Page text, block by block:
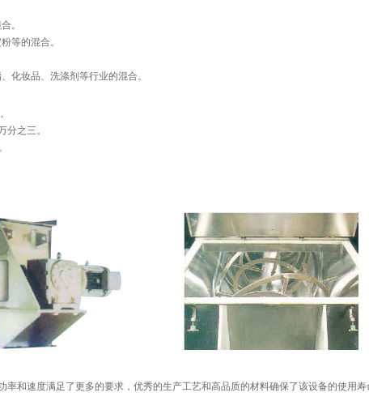
。
等的混合。
妆品、洗涤剂等行业的混合。
之三。
速度满足了更多的要求，优秀的生产工艺和高品质的材料确保了该设备的使用寿